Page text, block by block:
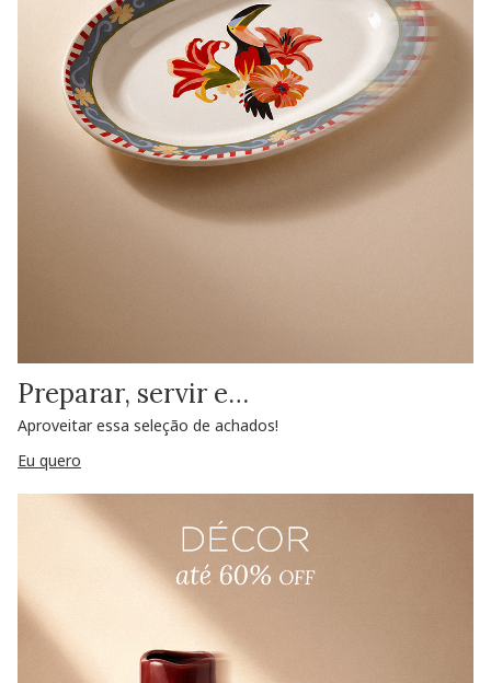
Preparar, servir e…
Aproveitar essa seleção de achados!
Eu quero